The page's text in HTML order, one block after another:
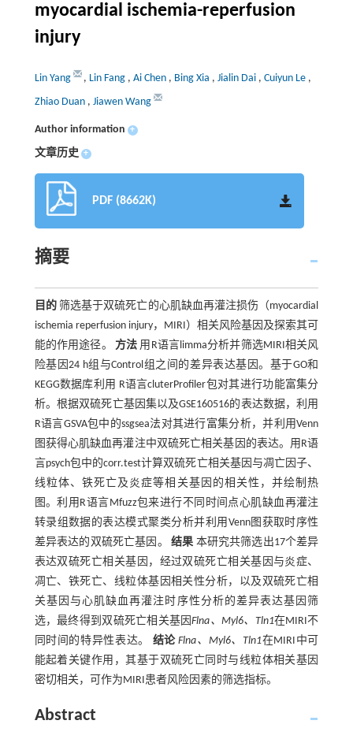
myocardial ischemia-reperfusion
injury
Lin Yang , Lin Fang , Ai Chen , Bing Xia , Jialin Dai , Cuiyun Le ,
Zhiao Duan , Jiawen Wang
Author information +
文章历史 +
PDF (8662K)
摘要
目的筛选基于双硫死亡的心肌缺血再灌注损伤（myocardial
ischemia reperfusion injury，MIRI）相关风险基因及探索其可
能的作用途径。 方法 用R语言limma分析并筛选MIRI相关风
险基因24 h组与Control组之间的差异表达基因。基于GO和
KEGG数据库利用 R语言cluterProfiler包对其进行功能富集分
析。根据双硫死亡基因集以及GSE160516的表达数据，利用
R语言GSVA包中的ssgsea法对其进行富集分析，并利用Venn
图获得心肌缺血再灌注中双硫死亡相关基因的表达。用R语
言psych包中的corr.test计算双硫死亡相关基因与凋亡因子、
线粒体、铁死亡及炎症等相关基因的相关性，并绘制热
图。利用R语言Mfuzz包来进行不同时间点心肌缺血再灌注
转录组数据的表达模式聚类分析并利用Venn图获取时序性
差异表达的双硫死亡基因。 结果 本研究共筛选出17个差异
表达双硫死亡相关基因，经过双硫死亡相关基因与炎症、
凋亡、铁死亡、线粒体基因相关性分析，以及双硫死亡相
关基因与心肌缺血再灌注时序性分析的差异表达基因筛
选，最终得到双硫死亡相关基因Flna、Myl6、Tln1在MIRI不
同时间的特异性表达。 结论 Flna、Myl6、Tln1在MIRI中可
能起着关键作用，其基于双硫死亡同时与线粒体相关基因
密切相关，可作为MIRI患者风险因素的筛选指标。
Abstract